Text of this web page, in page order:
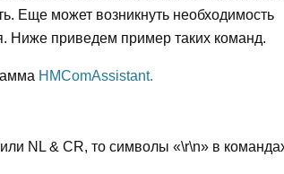
Еще может возникнуть необходимость
Ниже приведем пример таких команд.
HMComAssistant.
NL & CR, то символы «\r\n» в